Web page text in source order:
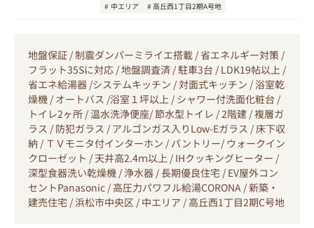
中エリア
高丘西1丁目2期A号地
地盤保証 / 制震ダンパーミライエ搭載 / 省エネルギー対策 /
フラット35Sに対応 / 地盤調査済 / 駐車3台 / LDK19帖以上 /
省エネ給湯器 /システムキッチン / 対面式キッチン / 浴室乾
燥機 / オートバス /浴室１坪以上 / シャワー付洗面化粧台 /
トイレ2ヶ所 / 温水洗浄便座/ 節水型トイレ / 2階建 / 複層ガ
ラス / 防犯ガラス / アルゴンガス入りLow-Eガラス / 床下収
納 / ＴＶモニタ付インターホン / パントリー/ ウォークイン
クローゼット / 天井高2.4ｍ以上 / IHクッキングヒーター /
深型食器洗い乾燥機 / 浄水器 / 長期優良住宅 / EV屋外コン
セントPanasonic / 高圧力パワフル給湯CORONA / 新築・
建売住宅 / 浜松市中央区 / 中エリア / 高丘西1丁目2期C号地